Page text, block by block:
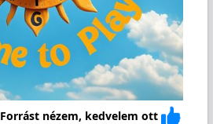
Forrást nézem, kedvelem ott